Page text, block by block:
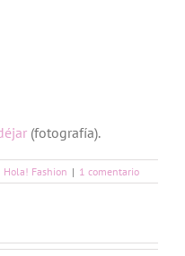
(fotografía).
Hola! Fashion | 1 comentario